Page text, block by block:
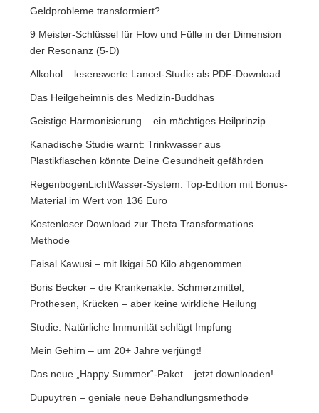
Geldprobleme transformiert?
9 Meister-Schlüssel für Flow und Fülle in der Dimension
der Resonanz (5-D)
Alkohol – lesenswerte Lancet-Studie als PDF-Download
Das Heilgeheimnis des Medizin-Buddhas
Geistige Harmonisierung – ein mächtiges Heilprinzip
Kanadische Studie warnt: Trinkwasser aus
Plastikflaschen könnte Deine Gesundheit gefährden
RegenbogenLichtWasser-System: Top-Edition mit Bonus-
Material im Wert von 136 Euro
Kostenloser Download zur Theta Transformations
Methode
Faisal Kawusi – mit Ikigai 50 Kilo abgenommen
Boris Becker – die Krankenakte: Schmerzmittel,
Prothesen, Krücken – aber keine wirkliche Heilung
Studie: Natürliche Immunität schlägt Impfung
Mein Gehirn – um 20+ Jahre verjüngt!
Das neue „Happy Summer“-Paket – jetzt downloaden!
Dupuytren – geniale neue Behandlungsmethode